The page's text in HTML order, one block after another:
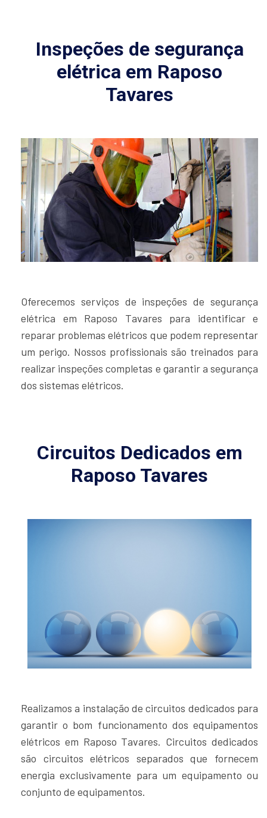
Inspeções de segurança
elétrica em Raposo
Tavares
Oferecemos serviços de inspeções de segurança
elétrica em Raposo Tavares para identificar e
reparar problemas elétricos que podem representar
um perigo. Nossos profissionais são treinados para
realizar inspeções completas e garantir a segurança
dos sistemas elétricos.
Circuitos Dedicados em
Raposo Tavares
Realizamos a instalação de circuitos dedicados para
garantir o bom funcionamento dos equipamentos
elétricos em Raposo Tavares. Circuitos dedicados
são circuitos elétricos separados que fornecem
energia exclusivamente para um equipamento ou
conjunto de equipamentos.